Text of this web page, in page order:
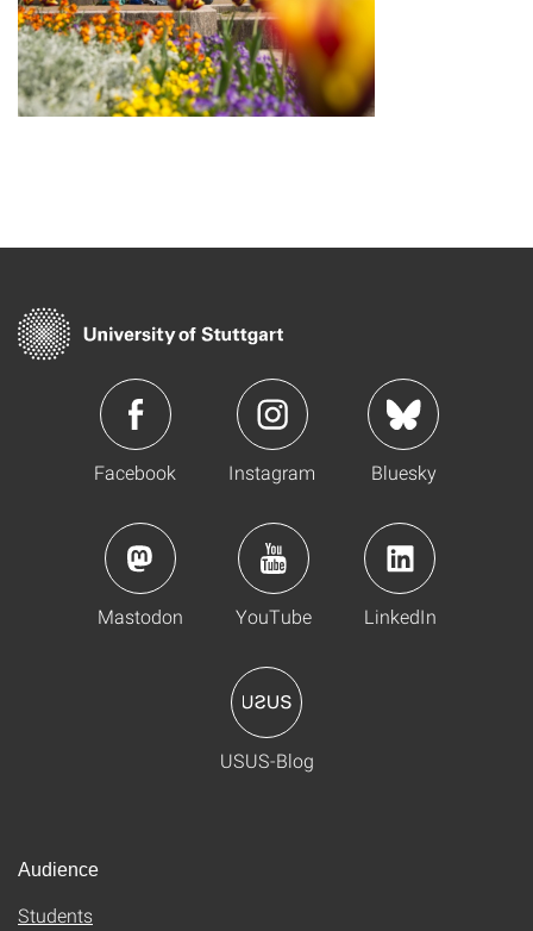
Facebook Instagram Bluesky
Mastodon YouTube LinkedIn
USUS-Blog
Audience
Students